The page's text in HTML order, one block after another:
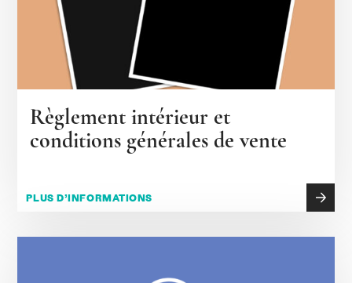
Règlement intérieur et
conditions générales de vente
PLUS D’INFORMATIONS